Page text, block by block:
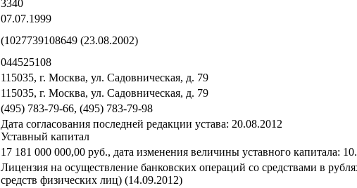
3340
07.07.1999
(1027739108649 (23.08.2002)
044525108
115035, г. Москва, ул. Садовническая, д. 79
115035, г. Москва, ул. Садовническая, д. 79
(495) 783-79-66, (495) 783-79-98
Дата согласования последней редакции устава: 20.08.2012
Уставный капитал
17 181 000 000,00 руб., дата изменения величины уставного капитала:
Лицензия на осуществление банковских операций со средствами в
средств физических лиц) (14.09.2012)